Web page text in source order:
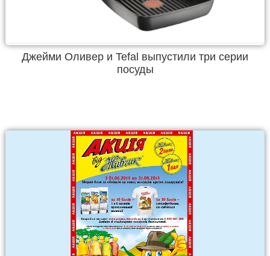
Джейми Оливер и Tefal выпустили три серии
посуды